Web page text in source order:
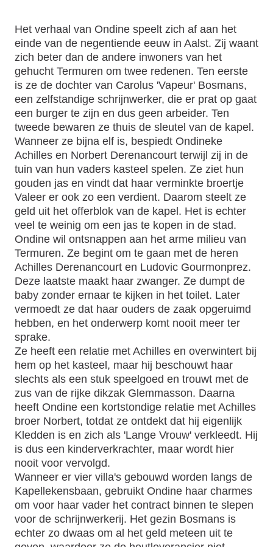
Het verhaal van Ondine speelt zich af aan het
einde van de negentiende eeuw in Aalst. Zij waant
zich beter dan de andere inwoners van het
gehucht Termuren om twee redenen. Ten eerste
is ze de dochter van Carolus 'Vapeur' Bosmans,
een zelfstandige schrijnwerker, die er prat op gaat
een burger te zijn en dus geen arbeider. Ten
tweede bewaren ze thuis de sleutel van de kapel.
Wanneer ze bijna elf is, bespiedt Ondineke
Achilles en Norbert Derenancourt terwijl zij in de
tuin van hun vaders kasteel spelen. Ze ziet hun
gouden jas en vindt dat haar verminkte broertje
Valeer er ook zo een verdient. Daarom steelt ze
geld uit het offerblok van de kapel. Het is echter
veel te weinig om een jas te kopen in de stad.
Ondine wil ontsnappen aan het arme milieu van
Termuren. Ze begint om te gaan met de heren
Achilles Derenancourt en Ludovic Gourmonprez.
Deze laatste maakt haar zwanger. Ze dumpt de
baby zonder ernaar te kijken in het toilet. Later
vermoedt ze dat haar ouders de zaak opgeruimd
hebben, en het onderwerp komt nooit meer ter
sprake.
Ze heeft een relatie met Achilles en overwintert bij
hem op het kasteel, maar hij beschouwt haar
slechts als een stuk speelgoed en trouwt met de
zus van de rijke dikzak Glemmasson. Daarna
heeft Ondine een kortstondige relatie met Achilles
broer Norbert, totdat ze ontdekt dat hij eigenlijk
Kledden is en zich als 'Lange Vrouw' verkleedt. Hij
is dus een kinderverkrachter, maar wordt hier
nooit voor vervolgd.
Wanneer er vier villa's gebouwd worden langs de
Kapellekensbaan, gebruikt Ondine haar charmes
om voor haar vader het contract binnen te slepen
voor de schrijnwerkerij. Het gezin Bosmans is
echter zo dwaas om al het geld meteen uit te